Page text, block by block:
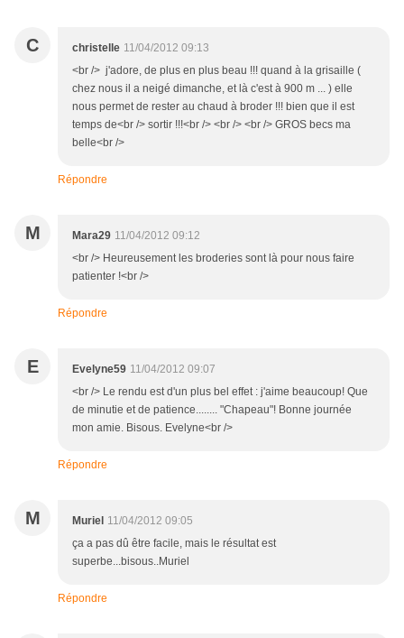
C christelle 11/04/2012 09:13
<br /> j'adore, de plus en plus beau !!! quand à la grisaille (
chez nous il a neigé dimanche, et là c'est à 900 m ... ) elle
nous permet de rester au chaud à broder !!! bien que il est
temps de<br /> sortir !!!<br /> <br /> <br /> GROS becs ma
belle<br />
Répondre
M Mara29 11/04/2012 09:12
<br /> Heureusement les broderies sont là pour nous faire
patienter !<br />
Répondre
E Evelyne59 11/04/2012 09:07
<br /> Le rendu est d'un plus bel effet : j'aime beaucoup! Que
de minutie et de patience........ "Chapeau"! Bonne journée
mon amie. Bisous. Evelyne<br />
Répondre
M Muriel 11/04/2012 09:05
ça a pas dû être facile, mais le résultat est
superbe...bisous..Muriel
Répondre